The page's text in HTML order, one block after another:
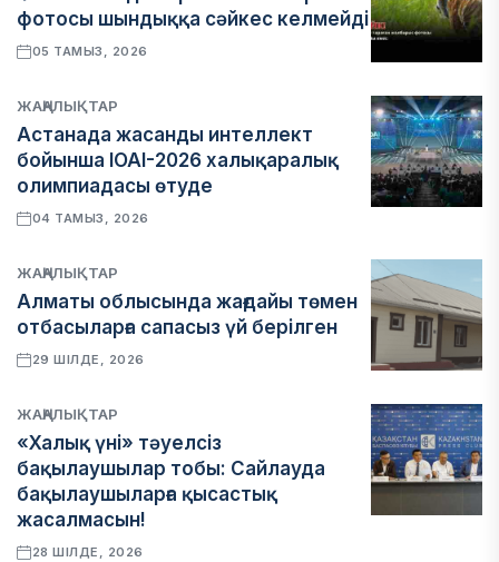
фотосы шындыққа сәйкес келмейді
05 ТАМЫЗ, 2026
ЖАҢАЛЫҚТАР
Астанада жасанды интеллект
бойынша IOAI-2026 халықаралық
олимпиадасы өтуде
04 ТАМЫЗ, 2026
ЖАҢАЛЫҚТАР
Алматы облысында жағдайы төмен
отбасыларға сапасыз үй берілген
29 ШІЛДЕ, 2026
ЖАҢАЛЫҚТАР
«Халық үні» тәуелсіз
бақылаушылар тобы: Сайлауда
бақылаушыларға қысастық
жасалмасын!
28 ШІЛДЕ, 2026